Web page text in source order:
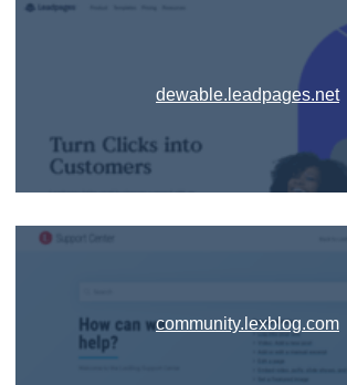
dewable.leadpages.net
community.lexblog.com